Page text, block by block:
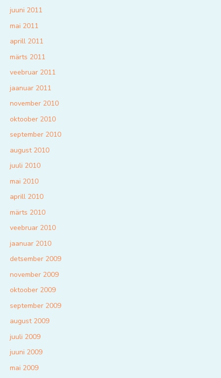
juuni 2011
mai 2011
aprill 2011
märts 2011
veebruar 2011
jaanuar 2011
november 2010
oktoober 2010
september 2010
august 2010
juuli 2010
mai 2010
aprill 2010
märts 2010
veebruar 2010
jaanuar 2010
detsember 2009
november 2009
oktoober 2009
september 2009
august 2009
juuli 2009
juuni 2009
mai 2009